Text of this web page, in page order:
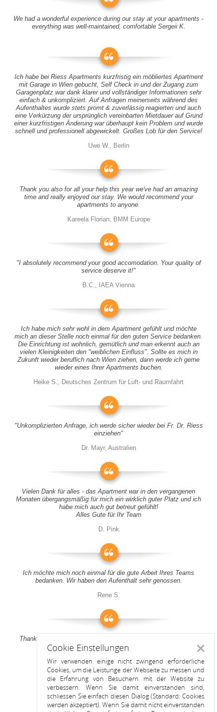
We had a wonderful experience during our stay at your apartments -
everything was well-maintained, comfortable Sergeii K.
Ich habe bei Riess Apartments kurzfristig ein möbliertes Apartment
mit Garage in Wien gebucht, Self Check in und der Zugang zum
Garagenplatz war dank klarer und vollständiger Informationen sehr
einfach & unkompliziert. Auf Anfragen meinerseits während des
Aufenthaltes wurde stets promt & zuverlässig reagierten und auch
eine Verkürzung der ursprünglich vereinbarten Mietdauer auf Grund
einer kurzfristigen Änderung war überhaupt kein Problem und wurde
schnell und professionell abgewickelt. Großes Lob für den Service!
Uwe W., Berlin
Thank you also for all your help this year we've had an amazing
time and really enjoyed our stay. We would recommend your
apartments to anyone.
Kareela Florian, BMM Europe
"I absolutely recommend your good accomodation. Your quality of
service deserve it!"
B.C., IAEA Vienna
Ich habe mich sehr wohl in dem Apartment gefühlt und möchte
mich an dieser Stelle noch einmal für den guten Service bedanken.
Die Einrichtung ist wohnlich, gemütlich und man erkennt auch an
vielen Kleinigkeiten den "weiblichen Einfluss". Sollte es mich in
Zukunft wieder beruflich nach Wien ziehen, dann werde ich gerne
wieder eines Ihrer Apartments buchen.
Heike S., Deutsches Zentrum für Luft- und Raumfahrt
"Unkomplizierten Anfrage, ich werde sicher wieder bei Fr. Dr. Riess
einziehen"
Dr. Mayr, Australien
Vielen Dank für alles - das Apartment war in den vergangenen
Monaten übergangsmäßig für mich ein wirklich guter Platz und ich
habe mich auch gut betreut gefühlt!
Alles Gute für Ihr Team
D. Pink
Ich möchte mich noch einmal für die gute Arbeit Ihres Teams
bedanken. Wir haben den Aufenthalt sehr genossen.
Rene S.
Thank you all for your support! It was a pleasure to stay at your
apartment
Anitah S.
Cookie Einstellungen
Wir verwenden einige nicht zwingend erforderliche
Cookies, um die Leistunge der Webseite zu messen und
die Erfahrung von Besuchern mit der Website zu
verbessern. Wenn Sie damit einverstanden sind,
schliessen Sie einfach diesen Dialog (Standard: Cookies
werden akzeptiert). Wenn Sie damit nicht einverstanden